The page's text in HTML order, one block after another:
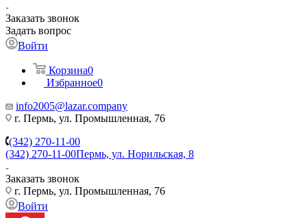
Заказать звонок
Задать вопрос
Войти
Корзина0
Избранное0
info2005@lazar.company
г. Пермь, ул. Промышленная, 76
(342) 270-11-00
(342) 270-11-00Пермь, ул. Норильская, 8
Заказать звонок
г. Пермь, ул. Промышленная, 76
Войти